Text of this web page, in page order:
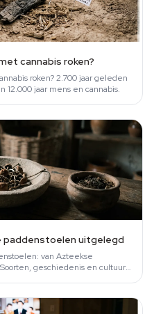
cannabis roken?
roken? 2.700 jaar geleden
jaar mens en cannabis.
paddenstoelen uitgelegd
van Azteekse
geschiedenis en cultuur